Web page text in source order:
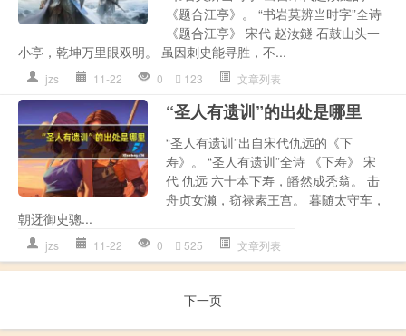
《题合江亭》。 “书岩莫辨当时字”全诗
《题合江亭》 宋代 赵汝鐩 石鼓山头一
小亭，乾坤万里眼双明。 虽因刺史能寻胜，不...
jzs 11-22 0 123 文章列表
“圣人有遗训”的出处是哪里
“圣人有遗训”出自宋代仇远的《下
寿》。 “圣人有遗训”全诗 《下寿》 宋
代 仇远 六十本下寿，皤然成秃翁。 击
舟贞女濑，窃禄素王宫。 暮随太守车，
朝迓御史骢...
jzs 11-22 0 525 文章列表
下一页